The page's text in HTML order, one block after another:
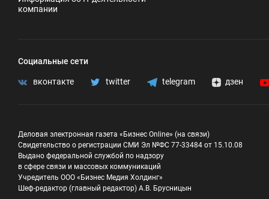
компании
Социальные сети
вконтакте twitter telegram дзен
Деловая электронная газета «Бизнес Online» (на связи)
Свидетельство о регистрации СМИ Эл №ФС 77-33484 от 15.10.08
Выдано федеральной службой по надзору
в сфере связи и массовых коммуникаций
Учредитель ООО «Бизнес Медия Холдинг»
Шеф-редактор (главный редактор) А.В. Брусницын